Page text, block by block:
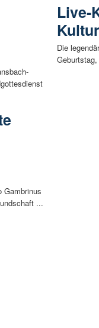
Gambrinus
...
Live-
Die